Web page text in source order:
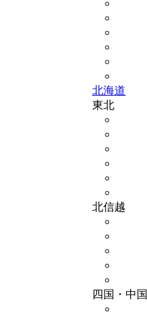
北海道
東北
北信越
四国・中国